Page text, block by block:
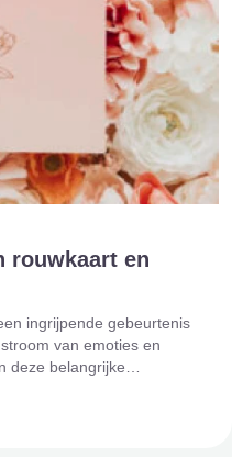
rouwkaart en
ingrijpende gebeurtenis
van emoties en
deze belangrijke